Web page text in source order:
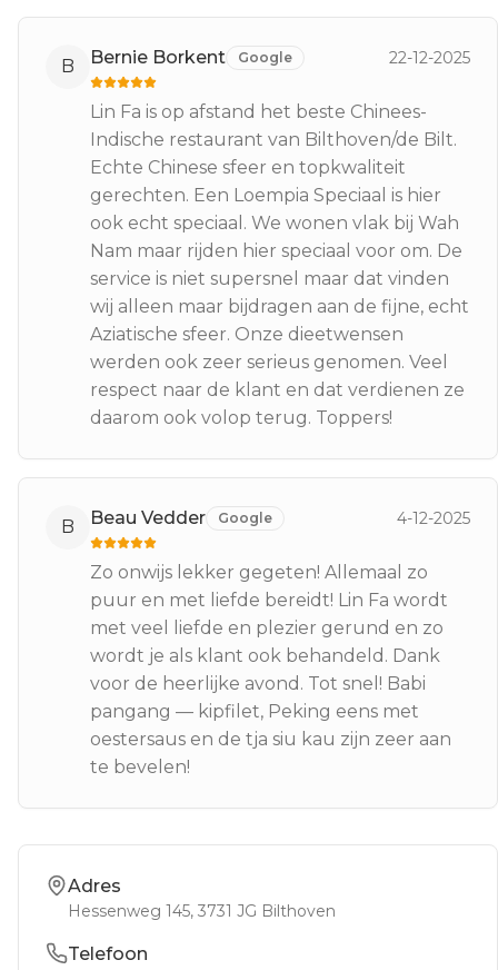
B Bernie Borkent Google 22-12-2025
Lin Fa is op afstand het beste Chinees-
Indische restaurant van Bilthoven/de Bilt.
Echte Chinese sfeer en topkwaliteit
gerechten. Een Loempia Speciaal is hier
ook echt speciaal. We wonen vlak bij Wah
Nam maar rijden hier speciaal voor om. De
service is niet supersnel maar dat vinden
wij alleen maar bijdragen aan de fijne, echt
Aziatische sfeer. Onze dieetwensen
werden ook zeer serieus genomen. Veel
respect naar de klant en dat verdienen ze
daarom ook volop terug. Toppers!
B Beau Vedder Google 4-12-2025
Zo onwijs lekker gegeten! Allemaal zo
puur en met liefde bereidt! Lin Fa wordt
met veel liefde en plezier gerund en zo
wordt je als klant ook behandeld. Dank
voor de heerlijke avond. Tot snel! Babi
pangang — kipfilet, Peking eens met
oestersaus en de tja siu kau zijn zeer aan
te bevelen!
Adres
Hessenweg 145, 3731 JG Bilthoven
Telefoon